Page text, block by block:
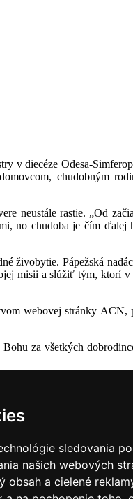
sledovania
našich webových
obsah a cielené
v diecéze Odesa-
chudobným
neustále rastie. „Od
no chudoba je čím ďalej
živobytie. Pápežská
misii a slúžiť tým, ktorí v
webovej stránky ACN,
za všetkých